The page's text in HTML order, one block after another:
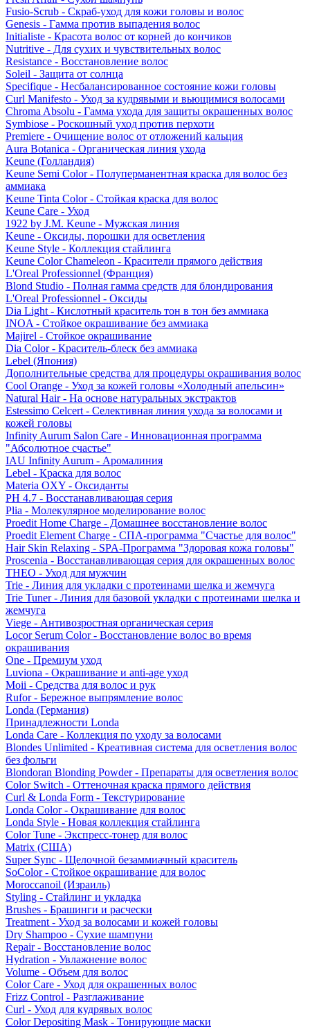
Fusio-Scrub - Скраб-уход для кожи головы и волос
Genesis - Гамма против выпадения волос
Initialiste - Красота волос от корней до кончиков
Nutritive - Для сухих и чувствительных волос
Resistance - Восстановление волос
Soleil - Защита от солнца
Specifique - Несбалансированное состояние кожи головы
Curl Manifesto - Уход за кудрявыми и вьющимися волосами
Chroma Absolu - Гамма ухода для защиты окрашенных волос
Symbiose - Роскошный уход против перхоти
Premiere - Очищение волос от отложений кальция
Aura Botanica - Органическая линия ухода
Keune (Голландия)
Keune Semi Color - Полуперманентная краска для волос без
аммиака
Keune Tinta Color - Стойкая краска для волос
Keune Care - Уход
1922 by J.M. Keune - Мужская линия
Keune - Оксиды, порошки для осветления
Keune Style - Коллекция стайлинга
Keune Color Chameleon - Красители прямого действия
L'Oreal Professionnel (Франция)
Blond Studio - Полная гамма средств для блондирования
L'Oreal Professionnel - Оксиды
Dia Light - Кислотный краситель тон в тон без аммиака
INOA - Стойкое окрашивание без аммиака
Majirel - Стойкое окрашивание
Dia Color - Краситель-блеск без аммиака
Lebel (Япония)
Дополнительные средства для процедуры окрашивания волос
Cool Orange - Уход за кожей головы «Холодный апельсин»
Natural Hair - На основе натуральных экстрактов
Estessimo Celcert - Селективная линия ухода за волосами и
кожей головы
Infinity Aurum Salon Care - Инновационная программа
"Абсолютное счастье"
IAU Infinity Aurum - Аромалиния
Lebel - Краска для волос
Materia OXY - Оксиданты
PH 4.7 - Восстанавливающая серия
Plia - Молекулярное моделирование волос
Proedit Home Charge - Домашнее восстановление волос
Proedit Element Charge - СПА-программа "Счастье для волос"
Hair Skin Relaxing - SPA-Программа "Здоровая кожа головы"
Proscenia - Восстанавливающая серия для окрашенных волос
THEO - Уход для мужчин
Trie - Линия для укладки с протеинами шелка и жемчуга
Trie Tuner - Линия для базовой укладки с протеинами шелка и
жемчуга
Viege - Антивозростная органическая серия
Locor Serum Color - Восстановление волос во время
окрашивания
One - Премиум уход
Luviona - Окрашивание и anti-age уход
Moii - Средства для волос и рук
Rufor - Бережное выпрямление волос
Londa (Германия)
Принадлежности Londa
Londa Care - Коллекция по уходу за волосами
Blondes Unlimited - Креативная система для осветления волос
без фольги
Blondoran Blonding Powder - Препараты для осветления волос
Color Switch - Оттеночная краска прямого действия
Curl & Londa Form - Текстурирование
Londa Color - Окрашивание для волос
Londa Style - Новая коллекция стайлинга
Color Tune - Экспресс-тонер для волос
Matrix (США)
Super Sync - Щелочной безаммиачный краситель
SoColor - Стойкое окрашивание для волос
Moroccanoil (Израиль)
Styling - Стайлинг и укладка
Brushes - Брашинги и расчески
Treatment - Уход за волосами и кожей головы
Dry Shampoo - Сухие шампуни
Repair - Восстановление волос
Hydration - Увлажнение волос
Volume - Объем для волос
Color Care - Уход для окрашенных волос
Frizz Control - Разглаживание
Curl - Уход для кудрявых волос
Color Depositing Mask - Тонирующие маски